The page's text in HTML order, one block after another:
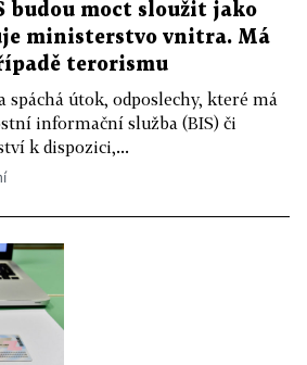
budou moct sloužit jako
ministerstvo vnitra. Má
terorismu
útok, odposlechy, které má
informační služba (BIS) či
k dispozici,...